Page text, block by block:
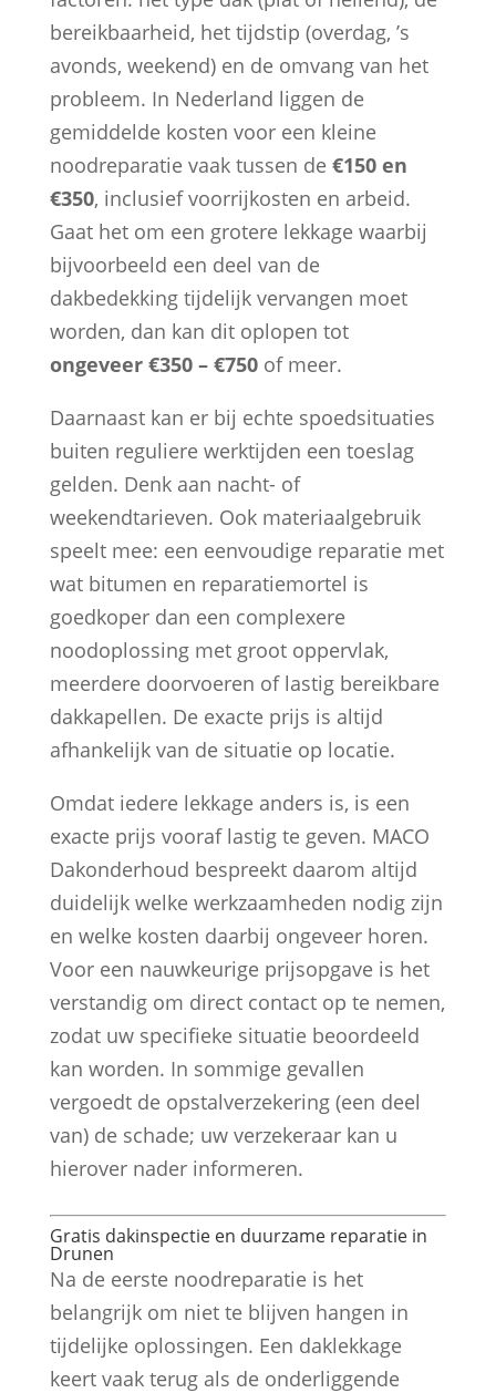
bereikbaarheid, het tijdstip (overdag, ’s
avonds, weekend) en de omvang van het
probleem. In Nederland liggen de
gemiddelde kosten voor een kleine
noodreparatie vaak tussen de €150 en
€350, inclusief voorrijkosten en arbeid.
Gaat het om een grotere lekkage waarbij
bijvoorbeeld een deel van de
dakbedekking tijdelijk vervangen moet
worden, dan kan dit oplopen tot
ongeveer €350 – €750of meer.
Daarnaast kan er bij echte spoedsituaties
buiten reguliere werktijden een toeslag
gelden. Denk aan nacht- of
weekendtarieven. Ook materiaalgebruik
speelt mee: een eenvoudige reparatie met
wat bitumen en reparatiemortel is
goedkoper dan een complexere
noodoplossing met groot oppervlak,
meerdere doorvoeren of lastig bereikbare
dakkapellen. De exacte prijs is altijd
afhankelijk van de situatie op locatie.
Omdat iedere lekkage anders is, is een
exacte prijs vooraf lastig te geven. MACO
Dakonderhoud bespreekt daarom altijd
duidelijk welke werkzaamheden nodig zijn
en welke kosten daarbij ongeveer horen.
Voor een nauwkeurige prijsopgave is het
verstandig om direct contact op te nemen,
zodat uw specifieke situatie beoordeeld
kan worden. In sommige gevallen
vergoedt de opstalverzekering (een deel
van) de schade; uw verzekeraar kan u
hierover nader informeren.
Gratis dakinspectie en duurzame reparatie in
Drunen
Na de eerste noodreparatie is het
belangrijk om niet te blijven hangen in
tijdelijke oplossingen. Een daklekkage
keert vaak terug als de onderliggende